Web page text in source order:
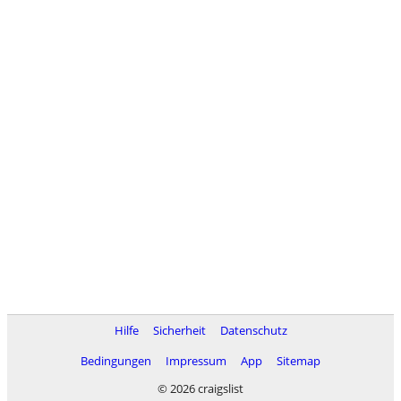
Hilfe Sicherheit
Datenschutz
Bedingungen
Impressum App
Sitemap
© 2026 craigslist